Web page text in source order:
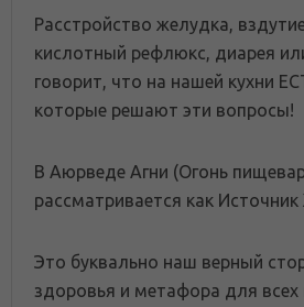
Расстройство желудка,
кислотный рефлюкс, диарея
говорит, что на нашей кухни
которые решают эти вопросы!
В Аюрведе Агни (Огонь
рассматривается как Источник
Это буквально наш верный
здоровья и метафора для всех